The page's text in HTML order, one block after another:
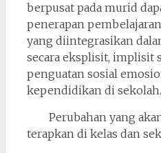
berpusat pada murid
penerapan
yang diintegrasikan
secara eksplisit, implisit
penguatan sosial
kependidikan di sekolah.
Perubahan yang
terapkan di kelas dan